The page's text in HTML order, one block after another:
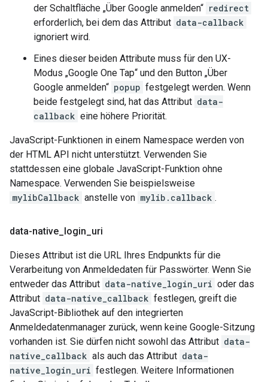
der Schaltfläche „Über Google anmelden“ redirect
erforderlich, bei dem das Attribut data-callback
ignoriert wird.
Eines dieser beiden Attribute muss für den UX-
Modus „Google One Tap“ und den Button „Über
Google anmelden“ popup festgelegt werden. Wenn
beide festgelegt sind, hat das Attribut data-
callback eine höhere Priorität.
JavaScript-Funktionen in einem Namespace werden von
der HTML API nicht unterstützt. Verwenden Sie
stattdessen eine globale JavaScript-Funktion ohne
Namespace. Verwenden Sie beispielsweise
mylibCallback anstelle von mylib.callback .
data-native login uri
Dieses Attribut ist die URL Ihres Endpunkts für die
Verarbeitung von Anmeldedaten für Passwörter. Wenn Sie
entweder das Attribut data-native_login_uri oder das
Attribut data-native_callback festlegen, greift die
JavaScript-Bibliothek auf den integrierten
Anmeldedatenmanager zurück, wenn keine Google-Sitzung
vorhanden ist. Sie dürfen nicht sowohl das Attribut data-
native_callback als auch das Attribut data-
native_login_uri festlegen. Weitere Informationen